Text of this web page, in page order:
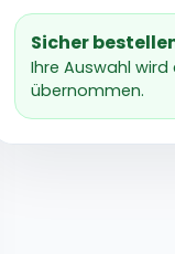
Sicher
Ihre Auswahl
übernommen.